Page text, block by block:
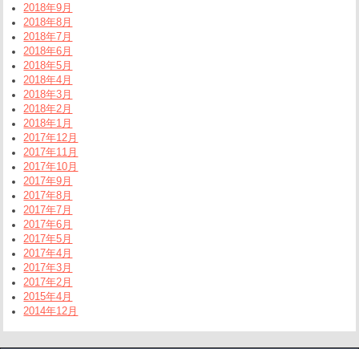
2018年9月
2018年8月
2018年7月
2018年6月
2018年5月
2018年4月
2018年3月
2018年2月
2018年1月
2017年12月
2017年11月
2017年10月
2017年9月
2017年8月
2017年7月
2017年6月
2017年5月
2017年4月
2017年3月
2017年2月
2015年4月
2014年12月